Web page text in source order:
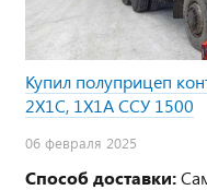
Купил полуприцеп
2Х1С, 1Х1А ССУ 1500
06 февраля 2025
Способ доставки: